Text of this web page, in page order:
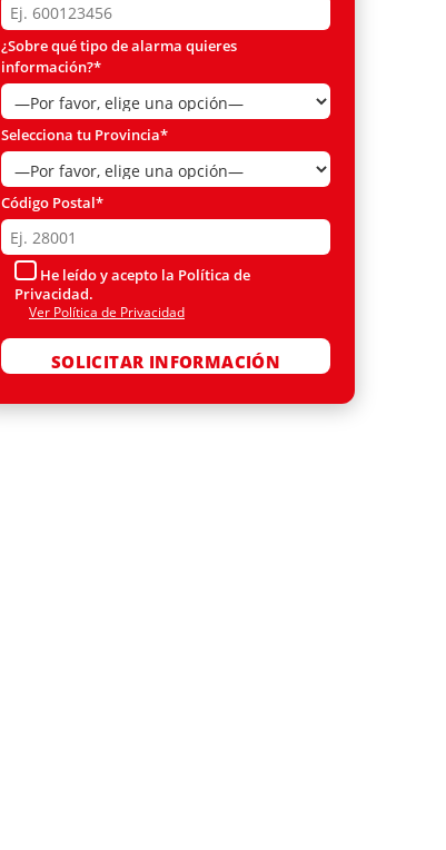
¿Sobre qué tipo de alarma quieres
información?*
Selecciona tu Provincia*
Código Postal*
He leído y acepto la Política de
Privacidad.
Ver Política de Privacidad
Por favor, deja este campo vacío.